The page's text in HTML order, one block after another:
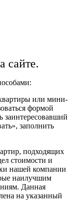
сайте.
или мини-
формой
заинтересовавший
заполнить
подходящих
стоимости и
нашей компании
наилучшим
Данная
на указанный